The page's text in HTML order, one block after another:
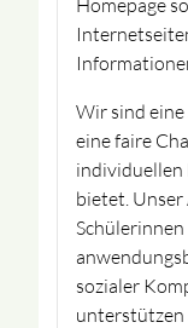
Wir sind eine
eine faire
individuellen
bietet. Unser
sozialer
unterstützen